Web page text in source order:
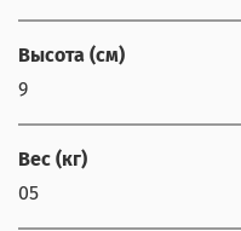
Высота (см)
9
Вес (кг)
05